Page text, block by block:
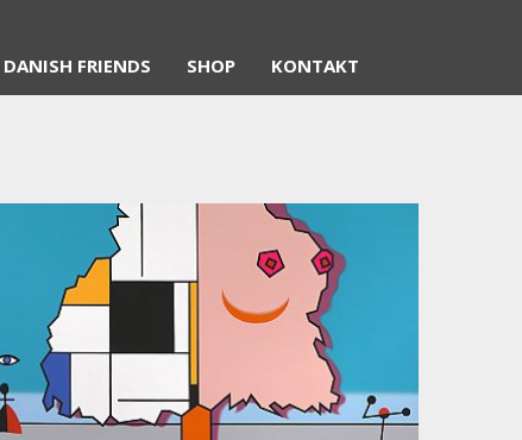
DANISH FRIENDS SHOP KONTAKT